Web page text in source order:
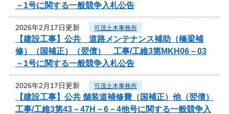
－1号に関する一般競争入札公告
2026年2月17日更新 可茂土木事務所
【建設工事】公共 道路メンテナンス補助（橋梁補
修）（国補正）（翌債） 工事/工維3第MKH06－03
－1号に関する一般競争入札公告
2026年2月17日更新 可茂土木事務所
【建設工事】公共 舗装道補修費（国補正）他（翌債）
工事/工維3第43－47H－6－4他号に関する一般競争入